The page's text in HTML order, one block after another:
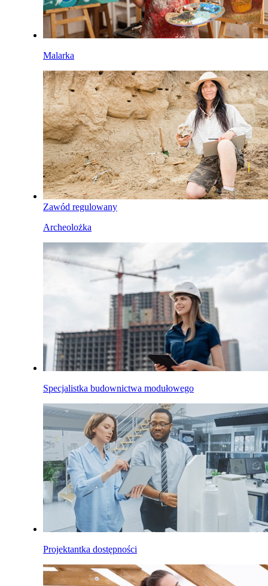
Malarka
Zawód regulowany
Archeolożka
Specjalistka budownictwa modułowego
Projektantka dostępności